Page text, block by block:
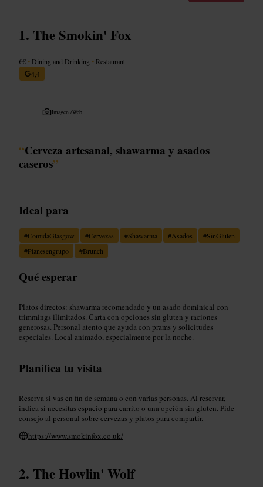
The Smokin' Fox
€€ • Dining and Drinking • Restaurant
4,4
Imagen /Web
“Cerveza artesanal, shawarma y asados
caseros”
Ideal para
#ComidaGlasgow #Cervezas #Shawarma #Asados #SinGluten
#Planesengrupo #Brunch
Qué esperar
Platos directos: shawarma recomendado y un asado dominical con
trimmings ilimitados. Carta con opciones sin gluten y raciones
generosas. Personal atento que ayuda con prams y solicitudes
especiales. Local animado, especialmente por la noche.
Planifica tu visita
Reserva si vas en fin de semana o con varias personas. Al reservar,
indica si necesitas espacio para carrito o una opción sin gluten. Pide
consejo al personal sobre cervezas y platos para compartir.
https://www.smokinfox.co.uk/
The Howlin' Wolf